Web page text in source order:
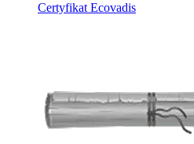
Certyfikat Ecovadis